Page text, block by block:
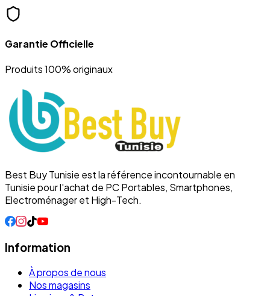
Garantie Officielle
Produits 100% originaux
Best Buy Tunisie est la référence incontournable en
Tunisie pour l'achat de PC Portables, Smartphones,
Electroménager et High-Tech.
Information
À propos de nous
Nos magasins